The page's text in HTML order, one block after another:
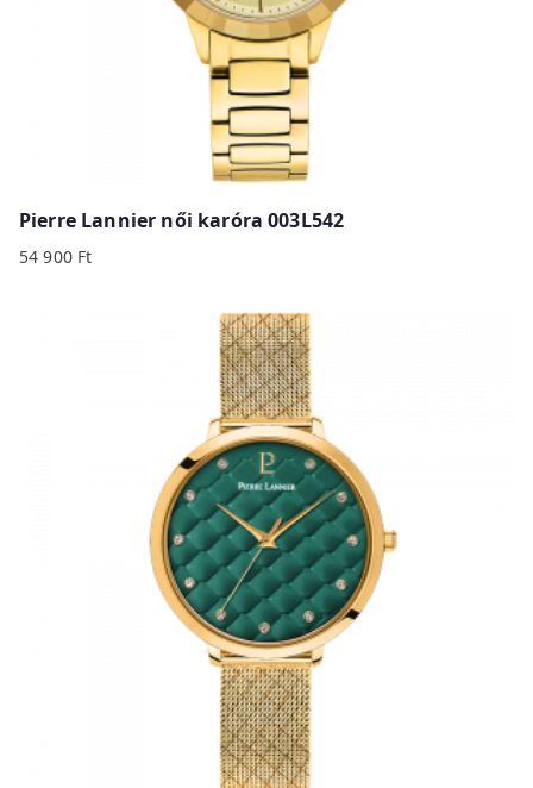
Pierre Lannier női karóra 003L542
54 900 Ft